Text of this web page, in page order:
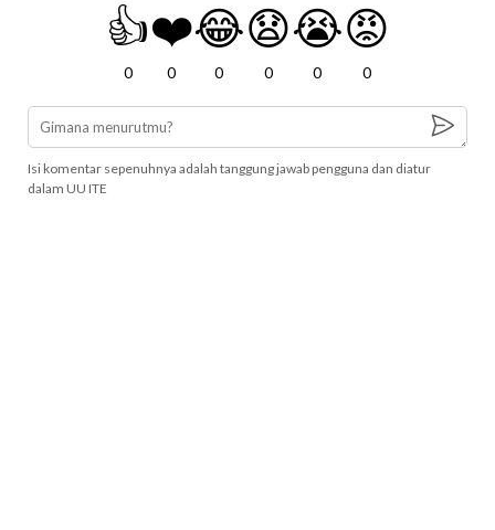
👍
0
❤️
0
😂
0
😧
0
😭
0
😡
0
Isi komentar sepenuhnya adalah tanggung jawab pengguna dan diatur
dalam UU ITE